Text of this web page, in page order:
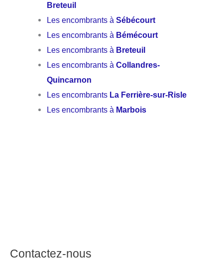
Breteuil
Les encombrants àSébécourt
Les encombrants à Bémécourt
Les encombrants à Breteuil
Les encombrants àCollandres-
Quincarnon
Les encombrants La Ferrière-sur-Risle
Les encombrants à Marbois
Contactez-nous